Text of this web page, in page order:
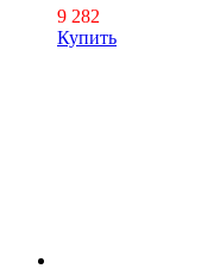
9 282
Купить